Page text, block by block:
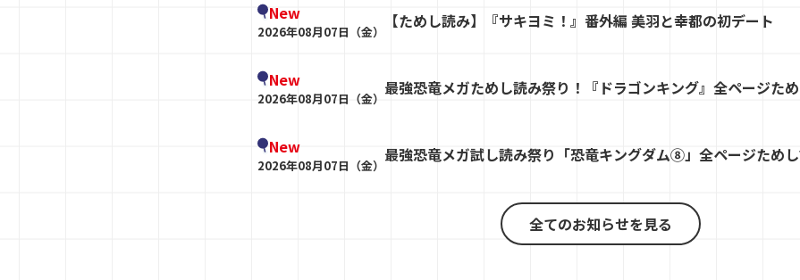
New
2026年08月07日（金）
【ためし読み】『サキヨミ！』番外編 美羽と幸都の初デート
New
2026年08月07日（金）
最強恐竜メガためし読み祭り！『ドラゴンキング』全ページた
New
2026年08月07日（金）
最強恐竜メガ試し読み祭り「恐竜キングダム⑧」全ページため
全てのお知らせを見る